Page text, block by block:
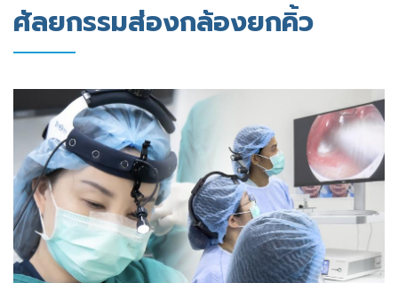
ศัลยกรรมส่องกล้องยกคิ้ว